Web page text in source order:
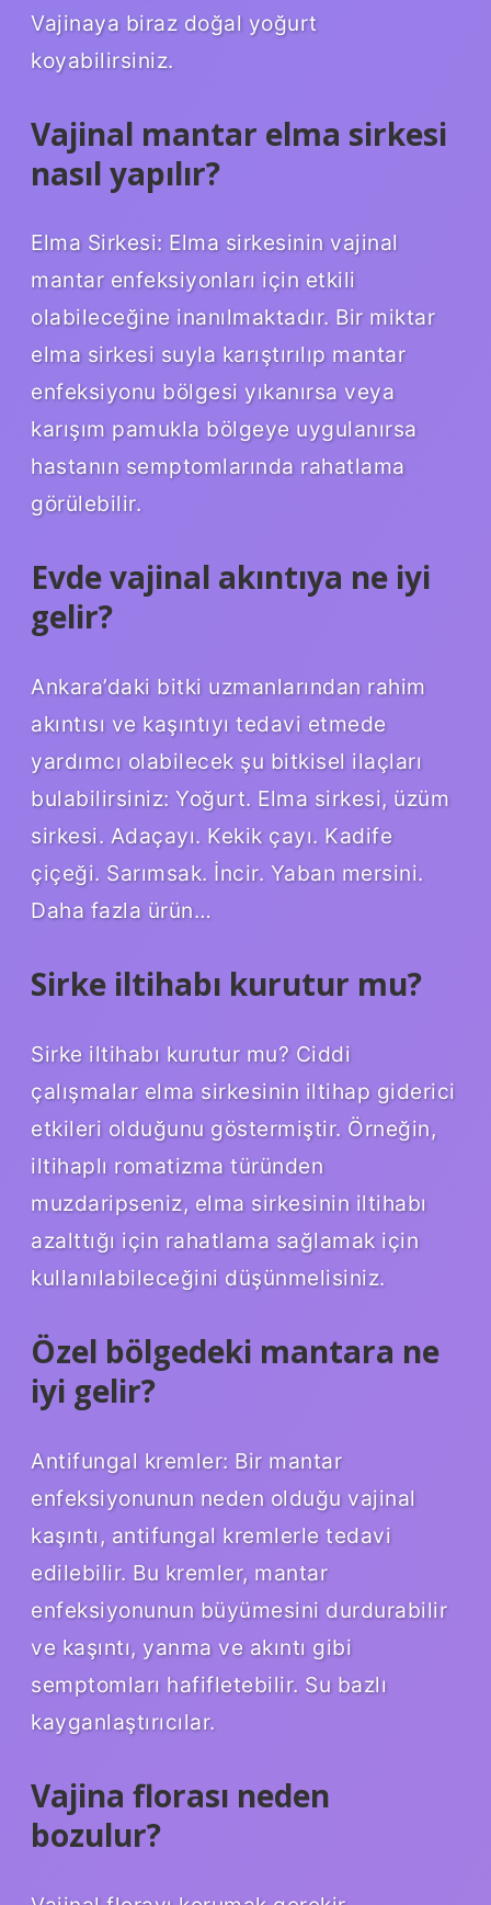
Vajinaya biraz doğal yoğurt
koyabilirsiniz.
Vajinal mantar elma sirkesi
nasıl yapılır?
Elma Sirkesi: Elma sirkesinin vajinal
mantar enfeksiyonları için etkili
olabileceğine inanılmaktadır. Bir miktar
elma sirkesi suyla karıştırılıp mantar
enfeksiyonu bölgesi yıkanırsa veya
karışım pamukla bölgeye uygulanırsa
hastanın semptomlarında rahatlama
görülebilir.
Evde vajinal akıntıya ne iyi
gelir?
Ankara’daki bitki uzmanlarından rahim
akıntısı ve kaşıntıyı tedavi etmede
yardımcı olabilecek şu bitkisel ilaçları
bulabilirsiniz: Yoğurt. Elma sirkesi, üzüm
sirkesi. Adaçayı. Kekik çayı. Kadife
çiçeği. Sarımsak. İncir. Yaban mersini.
Daha fazla ürün…
Sirke iltihabı kurutur mu?
Sirke iltihabı kurutur mu? Ciddi
çalışmalar elma sirkesinin iltihap giderici
etkileri olduğunu göstermiştir. Örneğin,
iltihaplı romatizma türünden
muzdaripseniz, elma sirkesinin iltihabı
azalttığı için rahatlama sağlamak için
kullanılabileceğini düşünmelisiniz.
Özel bölgedeki mantara ne
iyi gelir?
Antifungal kremler: Bir mantar
enfeksiyonunun neden olduğu vajinal
kaşıntı, antifungal kremlerle tedavi
edilebilir. Bu kremler, mantar
enfeksiyonunun büyümesini durdurabilir
ve kaşıntı, yanma ve akıntı gibi
semptomları hafifletebilir. Su bazlı
kayganlaştırıcılar.
Vajina florası neden
bozulur?